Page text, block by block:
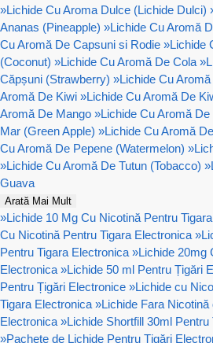
»Lichide Cu Aroma Dulce (Lichide Dulci)
Ananas (Pineapple) »Lichide Cu Aromă
Cu Aromă De Capsuni si Rodie »Lichide
(Coconut) »Lichide Cu Aromă De Cola »
Căpșuni (Strawberry) »Lichide Cu
Aromă De Kiwi »Lichide Cu Aromă De
Aromă De Mango »Lichide Cu Aromă De
Mar (Green Apple) »Lichide Cu Aromă
Cu Aromă De Pepene (Watermelon) »
»Lichide Cu Aromă De Tutun (Tobacco) »
Guava
Arată Mai Mult
»Lichide 10 Mg Cu Nicotină Pentru
Cu Nicotină Pentru Tigara Electronica »
Pentru Tigara Electronica »Lichide 20mg
Electronica »Lichide 50 ml Pentru Țigări
Pentru Țigări Electronice »Lichide cu
Tigara Electronica »Lichide Fara
Electronica »Lichide Shortfill 30ml
»Pachete de Lichide Pentru Țigări